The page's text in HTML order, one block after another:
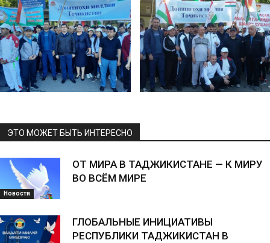
ЭТО МОЖЕТ БЫТЬ ИНТЕРЕСНО
Новости
ОТ МИРА В ТАДЖИКИСТАНЕ — К МИРУ
ВО ВСЁМ МИРЕ
ГЛОБАЛЬНЫЕ ИНИЦИАТИВЫ
РЕСПУБЛИКИ ТАДЖИКИСТАН В